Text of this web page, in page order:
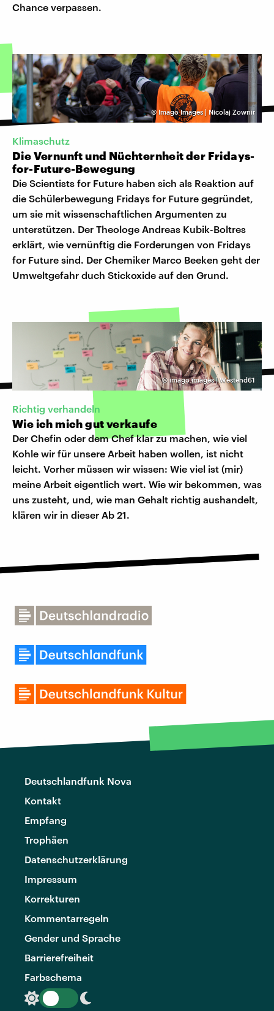
Chance verpassen.
© Imago Images | Nicolaj Zownir
Klimaschutz
Die Vernunft und Nüchternheit der Fridays-
for-Future-Bewegung
Die Scientists for Future haben sich als Reaktion auf
die Schülerbewegung Fridays for Future gegründet,
um sie mit wissenschaftlichen Argumenten zu
unterstützen. Der Theologe Andreas Kubik-Boltres
erklärt, wie vernünftig die Forderungen von Fridays
for Future sind. Der Chemiker Marco Beeken geht der
Umweltgefahr duch Stickoxide auf den Grund.
©imago images | Westend61
Richtig verhandeln
Wie ich mich gut verkaufe
Der Chefin oder dem Chef klar zu machen, wie viel
Kohle wir für unsere Arbeit haben wollen, ist nicht
leicht. Vorher müssen wir wissen: Wie viel ist (mir)
meine Arbeit eigentlich wert. Wie wir bekommen, was
uns zusteht, und, wie man Gehalt richtig aushandelt,
klären wir in dieser Ab 21.
Deutschlandfunk Nova
Kontakt
Empfang
Trophäen
Datenschutzerklärung
Impressum
Korrekturen
Kommentarregeln
Gender und Sprache
Barrierefreiheit
Farbschema